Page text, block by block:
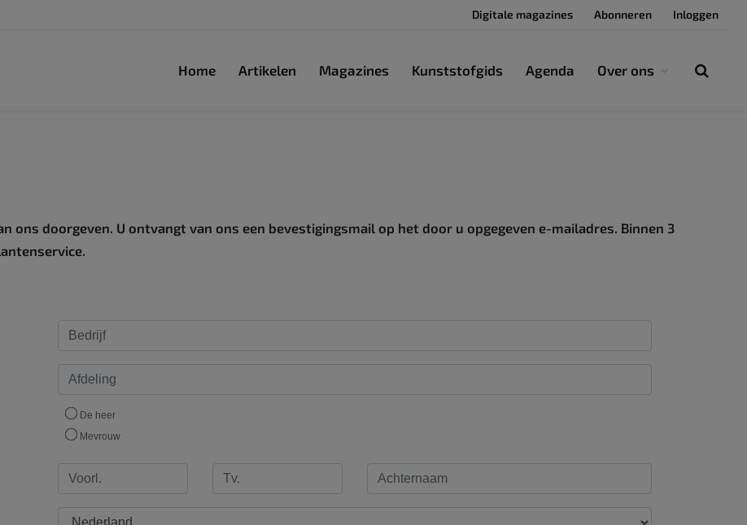
Digitale magazines Abonneren Inloggen
Home Artikelen Magazines Kunststofgids Agenda Over ons
doorgeven. U ontvangt van ons een bevestigingsmail op het door u opgegeven e-mailadres. Binnen 3